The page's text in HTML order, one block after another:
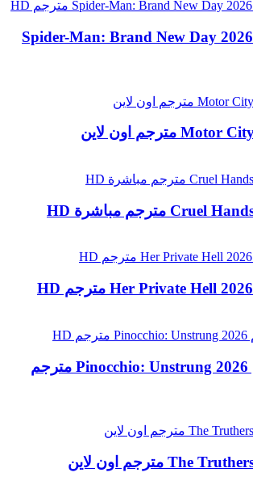
شاهد فيلم Spider-Man: Brand New Day 2026
تحميل فيلم Pinocchio: Unstrung 2026 مترجم